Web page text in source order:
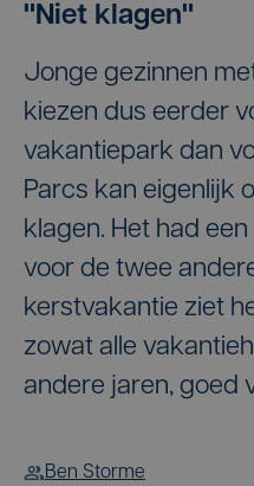
"Niet klagen"
Jonge gezinnen
kiezen dus eerder
vakantiepark dan
Parcs kan eigenlijk
klagen. Het had
voor de twee
kerstvakantie ziet
zowat alle
andere jaren, goed
Ben Storme